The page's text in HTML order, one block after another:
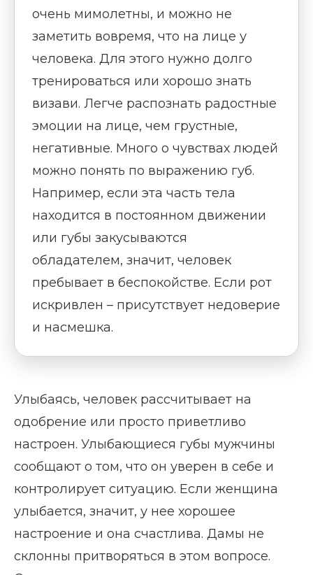
очень мимолетны, и можно не
заметить вовремя, что на лице у
человека. Для этого нужно долго
тренироваться или хорошо знать
визави. Легче распознать радостные
эмоции на лице, чем грустные,
негативные. Много о чувствах людей
можно понять по выражению губ.
Например, если эта часть тела
находится в постоянном движении
или губы закусываются
обладателем, значит, человек
пребывает в беспокойстве. Если рот
искривлен – присутствует недоверие
и насмешка.
Улыбаясь, человек рассчитывает на
одобрение или просто приветливо
настроен. Улыбающиеся губы мужчины
сообщают о том, что он уверен в себе и
контролирует ситуацию. Если женщина
улыбается, значит, у нее хорошее
настроение и она счастлива. Дамы не
склонны притворяться в этом вопросе.